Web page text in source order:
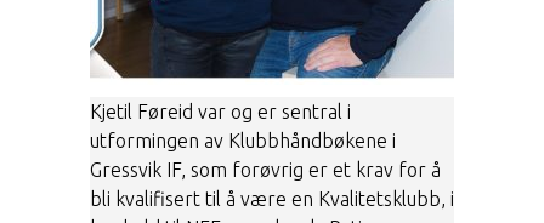
Kjetil Føreid var og er sentral i
utformingen av Klubbhåndbøkene i
Gressvik IF, som forøvrig er et krav for å
bli kvalifisert til å være en Kvalitetsklubb, i